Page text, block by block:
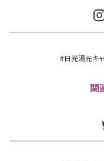
#日光湯元キャ
関